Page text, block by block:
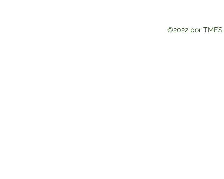
©2022 por